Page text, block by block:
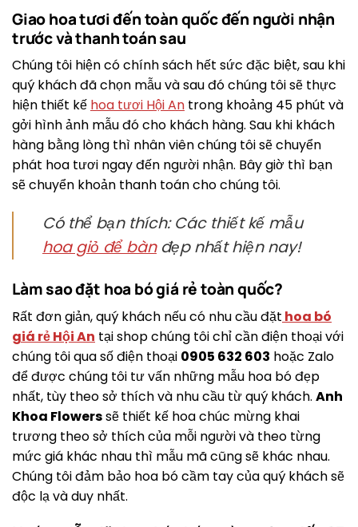
Giao hoa tươi đến toàn quốc đến người nhận
trước và thanh toán sau
Chúng tôi hiện có chính sách hết sức đặc biệt, sau khi
quý khách đã chọn mẫu và sau đó chúng tôi sẽ thực
hiện thiết kế hoa tươi Hội An trong khoảng 45 phút và
gởi hình ảnh mẫu đó cho khách hàng. Sau khi khách
hàng bằng lòng thì nhân viên chúng tôi sẽ chuyển
phát hoa tươi ngay đến người nhận. Bây giờ thì bạn
sẽ chuyển khoản thanh toán cho chúng tôi.
Có thể bạn thích: Các thiết kế mẫu
hoa giỏ để bànđẹp nhất hiện nay!
Làm sao đặt hoa bó giá rẻ toàn quốc?
Rất đơn giản, quý khách nếu có nhu cầu đặt hoa bó
giá rẻ Hội An tại shop chúng tôi chỉ cần điện thoại với
chúng tôi qua số điện thoại 0905 632 603 hoặc Zalo
để được chúng tôi tư vấn những mẫu hoa bó đẹp
nhất, tùy theo sở thích và nhu cầu từ quý khách. Anh
Khoa Flowerssẽ thiết kế hoa chúc mừng khai
trương theo sở thích của mỗi người và theo từng
mức giá khác nhau thì mẫu mã cũng sẽ khác nhau.
Chúng tôi đảm bảo hoa bó cầm tay của quý khách sẽ
độc lạ và duy nhất.